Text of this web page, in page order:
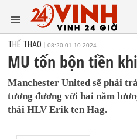
THỂ THAO 08:20 01-10-2024
MU tốn bộn tiền
Manchester United sẽ phải
tương đương với hai năm
thải HLV Erik ten Hag.